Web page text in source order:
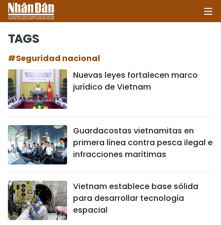
POLÍTICA
SOCIEDAD
CULTURA - ENTRETENIMIENTO
INTERNACIONAL
TAGS
#Seguridad nacional
Nuevas leyes fortalecen marco
jurídico de Vietnam
Guardacostas vietnamitas en
primera línea contra pesca ilegal e
infracciones marítimas
Vietnam establece base sólida
para desarrollar tecnología
espacial